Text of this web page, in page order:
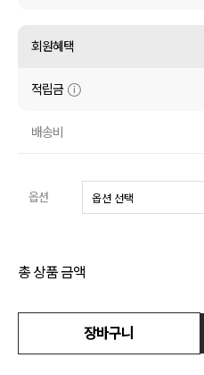
액티브
아우터
코디템
회원혜택
적립금
배송비
옵션
총 상품 금액
장바구니